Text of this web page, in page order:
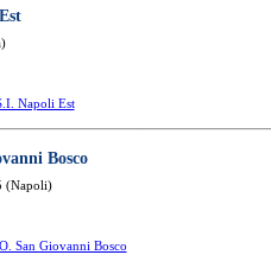
Napoli Est
Bosco
(Napoli)
San Giovanni Bosco